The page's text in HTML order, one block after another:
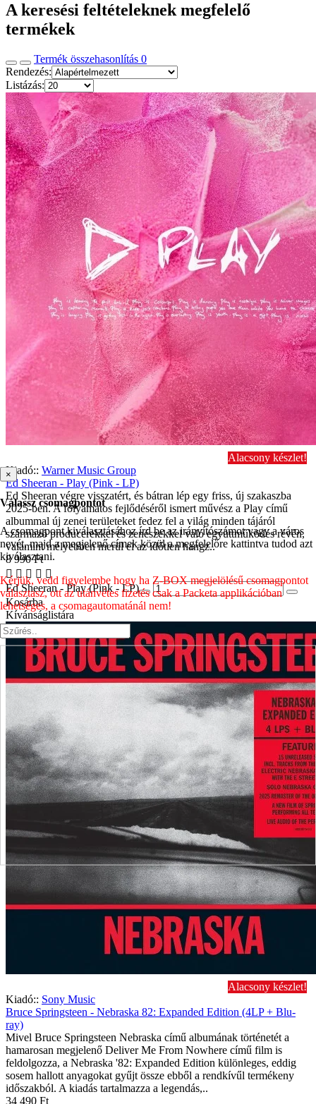
A keresési feltételeknek megfelelő
termékek
Termék összehasonlítás 0
Rendezés:
Listázás:
Alacsony készlet!
Kiadó:: Warner Music Group
Ed Sheeran - Play (Pink - LP)
Ed Sheeran végre visszatért, és bátran lép egy friss, új szakaszba
2025-ben. A folyamatos fejlődéséről ismert művész a Play című
albummal új zenei területeket fedez fel a világ minden tájáról
származó producerekkel és zenészekkel való együttműködés révén,
valamint mélyebben merül el az időtlen hangz..
8 990 Ft
Ed Sheeran - Play (Pink - LP)
Kosárba
Kívánságlistára
Alacsony készlet!
Kiadó:: Sony Music
Bruce Springsteen - Nebraska 82: Expanded Edition (4LP + Blu-
ray)
Mivel Bruce Springsteen Nebraska című albumának történetét a
hamarosan megjelenő Deliver Me From Nowhere című film is
feldolgozza, a Nebraska '82: Expanded Edition különleges, eddig
sosem hallott anyagokat gyűjt össze ebből a rendkívűl termékeny
időszakból. A kiadás tartalmazza a legendás,..
34 490 Ft
×
Válassz csomagpontot
A csomagpont kiválasztásához írd be az irányítószámot vagy a város
nevét, majd a megjelenő címek közül a megfelelőre kattintva tudod azt
kiválasztani.
Kérjük, vedd figyelembe hogy ha Z-BOX megjelölésű csomagpontot
választasz, ott az utánvétes fizetés csak a Packeta applikációban
lehetséges, a csomagautomatánál nem!